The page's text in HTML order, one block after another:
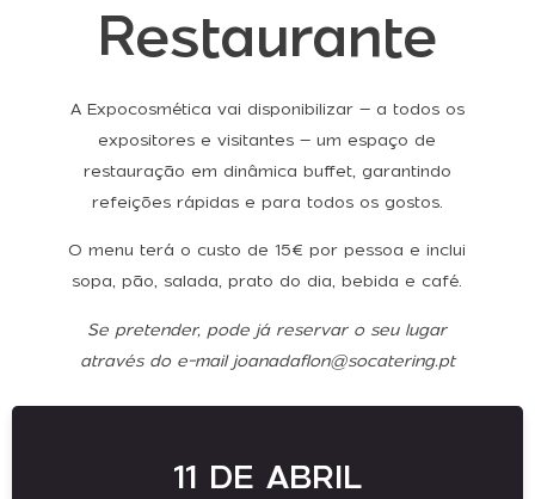
Restaurante
A Expocosmética vai disponibilizar – a todos os
expositores e visitantes – um espaço de
restauração em dinâmica buffet, garantindo
refeições rápidas e para todos os gostos.
O menu terá o custo de 15€ por pessoa e inclui
sopa, pão, salada, prato do dia, bebida e café.
Se pretender, pode já reservar o seu lugar
através do e-mail joanadaflon@socatering.pt
11 DE ABRIL